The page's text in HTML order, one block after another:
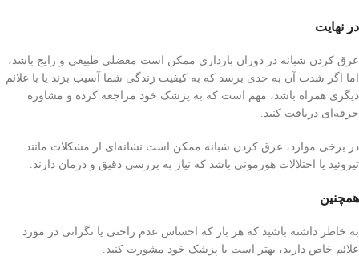
در نهایت
عرق کردن شبانه در دوران بارداری ممکن است معضلی طبیعی و رایج باشد،
اما اگر شدت آن به حدی برسد که به کیفیت زندگی شما آسیب بزند یا با علائم
دیگری همراه باشد، مهم است که به پزشک خود مراجعه کرده و مشاوره
حرفه‌ای دریافت کنید.
در برخی موارد، عرق کردن شبانه ممکن است نشانه‌ای از مشکلات مانند
تیروئید یا اختلالات هورمونی باشد که نیاز به بررسی دقیق و درمان دارند.
همچنین
به خاطر داشته باشید که هر بار که احساس عدم راحتی یا نگرانی در مورد
علائم خاص دارید، بهتر است با پزشک خود مشورت کنید.